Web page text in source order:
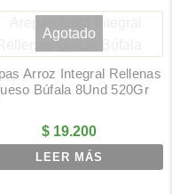
Agotado
Arroz Integral Rellenas
Búfala 8Und 520Gr
$19.200
LEER MÁS